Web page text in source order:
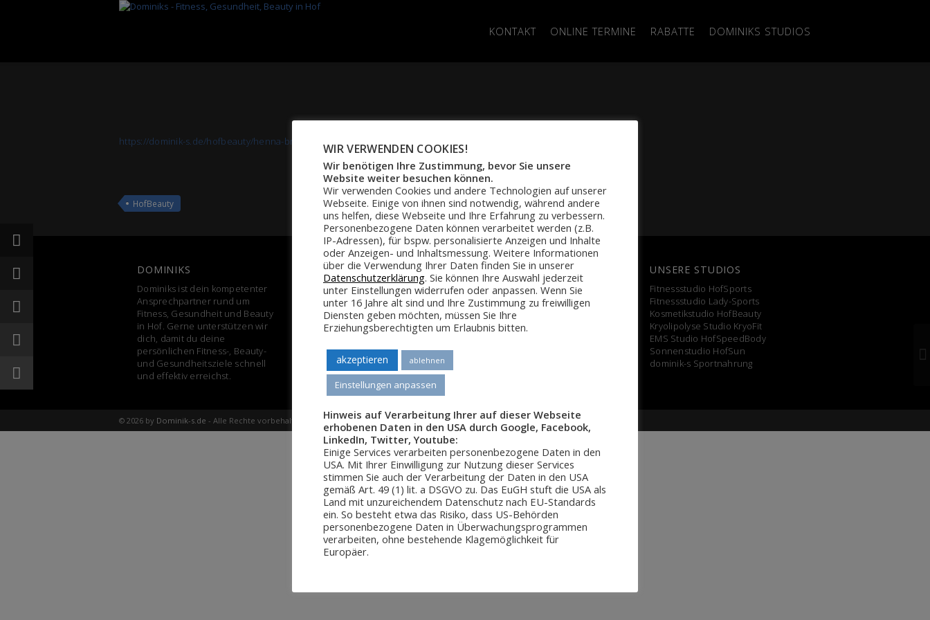
KONTAKT ONLINE TERMINE RABATTE DOMINIKS STUDIOS
https://dominik-s.de/hofbeauty/henna-brow/
HofBeauty
DOMINIKS
Dominiks ist dein kompetenter
Ansprechpartner rund um
Fitness, Gesundheit und Beauty
in Hof. Gerne unterstützen wir
dich, damit du deine
persönlichen Fitness-, Beauty-
und Gesundheitsziele schnell
und effektiv erreichst.
ÜBER UNS
Datenschutz
Impressum
AGB
DOMINIKS STUDIOS
Schützenweg 10 - 20
95028 Hof
09281-40011
UNSERE STUDIOS
Fitnessstudio HofSports
Fitnessstudio Lady-Sports
Kosmetikstudio HofBeauty
Kryolipolyse Studio KryoFit
EMS Studio HofSpeedBody
Sonnenstudio HofSun
dominik-s Sportnahrung
© 2026 by Dominik-s.de - Alle Rechte vorbehalten
WIR VERWENDEN COOKIES!
Wir benötigen Ihre Zustimmung, bevor Sie unsere
Website weiter besuchen können.
Wir verwenden Cookies und andere Technologien auf unserer
Webseite. Einige von ihnen sind notwendig, während andere
uns helfen, diese Webseite und Ihre Erfahrung zu verbessern.
Personenbezogene Daten können verarbeitet werden (z.B.
IP-Adressen), für bspw. personalisierte Anzeigen und Inhalte
oder Anzeigen- und Inhaltsmessung. Weitere Informationen
über die Verwendung Ihrer Daten finden Sie in unserer
Datenschutzerklärung. Sie können Ihre Auswahl jederzeit
unter Einstellungen widerrufen oder anpassen. Wenn Sie
unter 16 Jahre alt sind und Ihre Zustimmung zu freiwilligen
Diensten geben möchten, müssen Sie Ihre
Erziehungsberechtigten um Erlaubnis bitten.
akzeptieren ablehnen
Einstellungen anpassen
Hinweis auf Verarbeitung Ihrer auf dieser Webseite
erhobenen Daten in den USA durch Google, Facebook,
LinkedIn, Twitter, Youtube:
Einige Services verarbeiten personenbezogene Daten in den
USA. Mit Ihrer Einwilligung zur Nutzung dieser Services
stimmen Sie auch der Verarbeitung der Daten in den USA
gemäß Art. 49 (1) lit. a DSGVO zu. Das EuGH stuft die USA als
Land mit unzureichendem Datenschutz nach EU-Standards
ein. So besteht etwa das Risiko, dass US-Behörden
personenbezogene Daten in Überwachungsprogrammen
verarbeiten, ohne bestehende Klagemöglichkeit für
Europäer.